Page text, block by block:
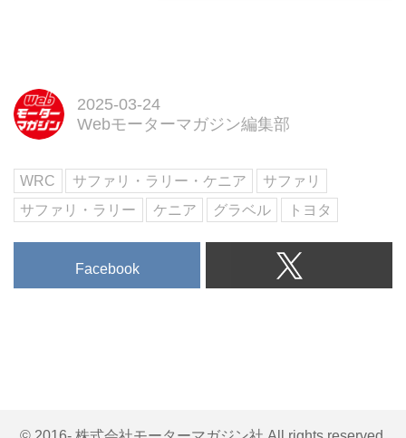
2025-03-24
Webモーターマガジン編集部
WRC サファリ・ラリー・ケニア
サファリ
サファリ・ラリー
ケニア グラベル トヨタ
Facebook